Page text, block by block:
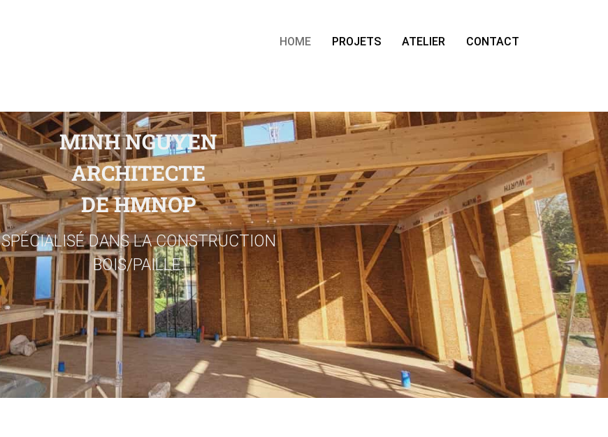
HOME PROJETS ATELIER CONTACT
MINH NGUYEN
ARCHITECTE
DE HMNOP
SPÉCIALISÉ DANS LA CONSTRUCTION
BOIS/PAILLE.